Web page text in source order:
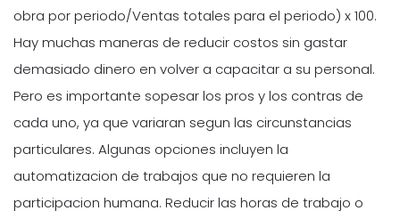
obra por periodo/Ventas totales para el periodo) x 100.
Hay muchas maneras de reducir costos sin gastar
demasiado dinero en volver a capacitar a su personal.
Pero es importante sopesar los pros y los contras de
cada uno, ya que variaran segun las circunstancias
particulares. Algunas opciones incluyen la
automatizacion de trabajos que no requieren la
participacion humana. Reducir las horas de trabajo o